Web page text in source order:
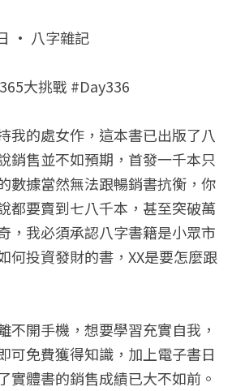
階班
班
實戰錄》完整典藏版
理PDF
理1
理2
理3
鬆學
學八字推理
線上班
· 八字雜記
大挑戰 #Day336
我的處女作，這本書已出版了八
銷售並不如預期，首發一千本只
數據當然無法跟暢銷書抗衡，你
都要賣到七八千本，甚至突破萬
，我必須承認八字書籍是小眾市
何投資發財的書，XX是要怎麼跟
不開手機，想要學習充實自我，
可免費獲得知識，加上電子書日
實體書的銷售成績已大不如前。